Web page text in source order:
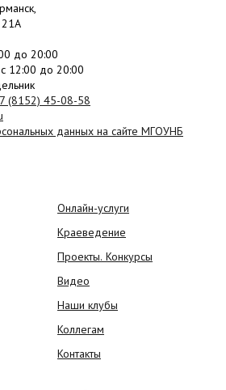
21А
до 20:00
c 12:00 до 20:00
(8152) 45-08-58
данных на сайте МГОУНБ
Онлайн-услуги
Краеведение
Проекты. Конкурсы
Видео
Наши клубы
Коллегам
Контакты